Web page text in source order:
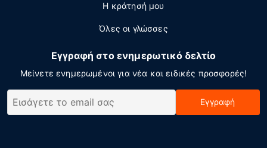
Η κράτησή μου
Όλες οι γλώσσες
Εγγραφή στο ενημερωτικό δελτίο
Μείνετε ενημερωμένοι για νέα και ειδικές προσφορές!
Εγγραφή